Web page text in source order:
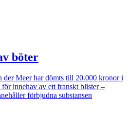
böter
der Meer har dömts till 20.000 kronor i
för innehav av ett franskt blister –
förbjudna substansen